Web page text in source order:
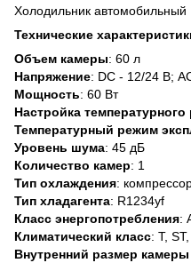
Холодильник
Технические
Объем камеры: 60 л
Напряжение: DC - 12/24 В;
Мощность: 60 Вт
Настройка
Температурный режим
Уровень шума: 45 дБ
Количество камер: 1
Тип охлаждения:
Тип хладагента: R1234yf
Класс энергопотребления:
Климатический класс: T,
Внутренний размер